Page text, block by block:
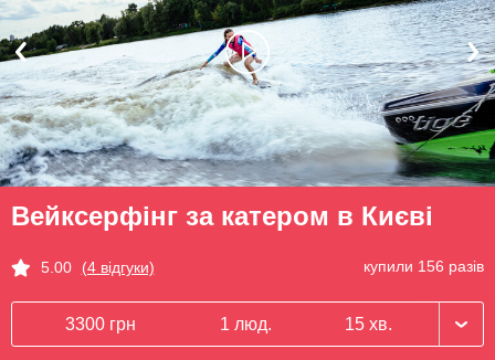
Вейксерфінг за катером в Києві
5.00 (4 відгуки) купили 156 разів
3300 грн 1 люд. 15 хв.